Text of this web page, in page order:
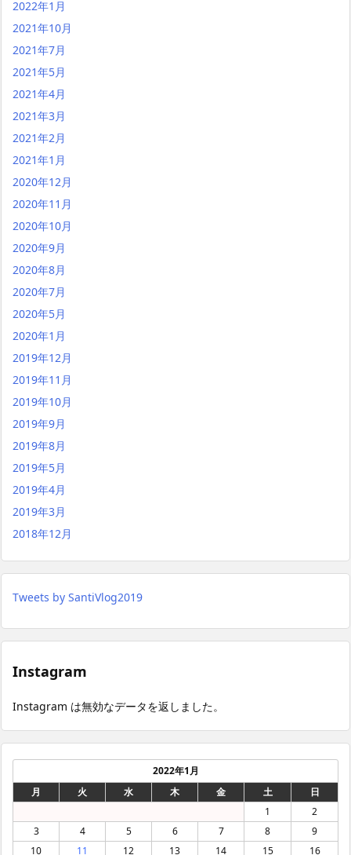
2022年1月
2021年10月
2021年7月
2021年5月
2021年4月
2021年3月
2021年2月
2021年1月
2020年12月
2020年11月
2020年10月
2020年9月
2020年8月
2020年7月
2020年5月
2020年1月
2019年12月
2019年11月
2019年10月
2019年9月
2019年8月
2019年5月
2019年4月
2019年3月
2018年12月
Tweets by SantiVlog2019
Instagram
Instagram は無効なデータを返しました。
2022年1月
月
火 水 木 金 土
日
1
2
3
4 5 6 7 8
9
10
11 12 13 14 15 16